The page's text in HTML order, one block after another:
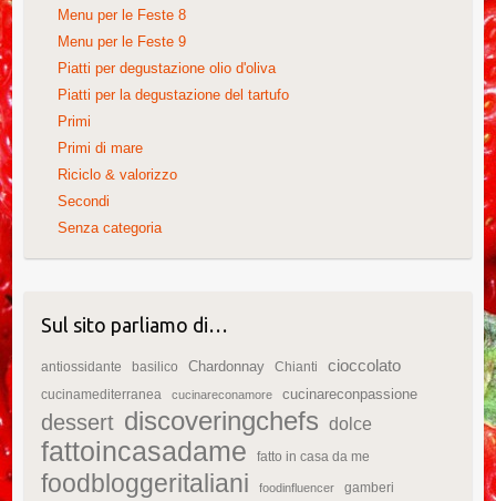
Menu per le Feste 8
Menu per le Feste 9
Piatti per degustazione olio d'oliva
Piatti per la degustazione del tartufo
Primi
Primi di mare
Riciclo & valorizzo
Secondi
Senza categoria
Sul sito parliamo di…
antiossidante basilico Chardonnay Chianti cioccolato
cucinamediterranea cucinareconamore cucinareconpassione
dessert discoveringchefs dolce
fattoincasadame fatto in casa da me
foodbloggeritaliani foodinfluencer gamberi